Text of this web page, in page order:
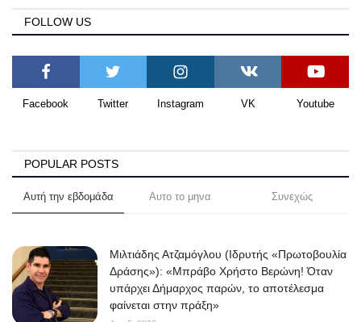
FOLLOW US
Facebook Twitter Instagram VK Youtube
POPULAR POSTS
Αυτή την εβδομάδα Αυτο το μηνα Συνεχώς
Μιλτιάδης Ατζαμόγλου (Ιδρυτής «Πρωτοβουλία
Δράσης»): «Μπράβο Χρήστο Βερώνη! Όταν
υπάρχει Δήμαρχος παρών, το αποτέλεσμα
φαίνεται στην πράξη»